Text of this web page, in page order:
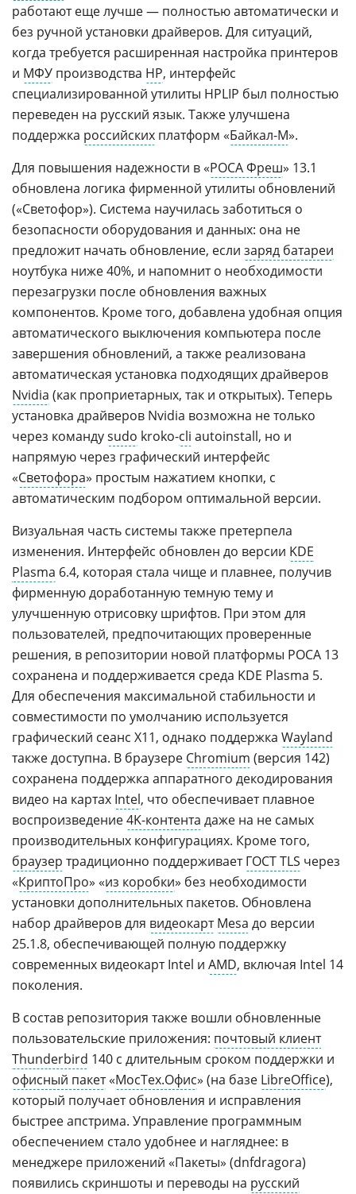
работают еще лучше — полностью автоматически и
без ручной установки драйверов. Для ситуаций,
когда требуется расширенная настройка принтеров
и МФУ производства HP, интерфейс
специализированной утилиты HPLIP был полностью
переведен на русский язык. Также улучшена
поддержка российских платформ «Байкал-М».
Для повышения надежности в «РОСА Фреш» 13.1
обновлена логика фирменной утилиты обновлений
(«Светофор»). Система научилась заботиться о
безопасности оборудования и данных: она не
предложит начать обновление, если заряд батареи
ноутбука ниже 40%, и напомнит о необходимости
перезагрузки после обновления важных
компонентов. Кроме того, добавлена удобная опция
автоматического выключения компьютера после
завершения обновлений, а также реализована
автоматическая установка подходящих драйверов
Nvidia (как проприетарных, так и открытых). Теперь
установка драйверов Nvidia возможна не только
через командуsudo kroko-cli autoinstall, но и
напрямую через графический интерфейс
«Светофора» простым нажатием кнопки, с
автоматическим подбором оптимальной версии.
Визуальная часть системы также претерпела
изменения. Интерфейс обновлен до версии KDE
Plasma 6.4, которая стала чище и плавнее, получив
фирменную доработанную темную тему и
улучшенную отрисовку шрифтов. При этом для
пользователей, предпочитающих проверенные
решения, в репозитории новой платформы РОСА 13
сохранена и поддерживается среда KDE Plasma 5.
Для обеспечения максимальной стабильности и
совместимости по умолчанию используется
графический сеанс X11, однако поддержка Wayland
также доступна. В браузере Chromium (версия 142)
сохранена поддержка аппаратного декодирования
видео на картах Intel, что обеспечивает плавное
воспроизведение4K-контента даже на не самых
производительных конфигурациях. Кроме того,
браузер традиционно поддерживаетГОСТ TLS через
«КриптоПро» «из коробки» без необходимости
установки дополнительных пакетов. Обновлена
набор драйверов для видеокарт Mesa до версии
25.1.8, обеспечивающей полную поддержку
современных видеокарт Intel и AMD, включая Intel 14
поколения.
В состав репозитория также вошли обновленные
пользовательские приложения: почтовый клиент
Thunderbird 140 с длительным сроком поддержки и
офисный пакет«МосТех.Офис» (на базе LibreOffice),
который получает обновления и исправления
быстрее апстрима. Управление программным
обеспечением стало удобнее и нагляднее: в
менеджере приложений «Пакеты» (dnfdragora)
появились скриншоты и переводы на русский